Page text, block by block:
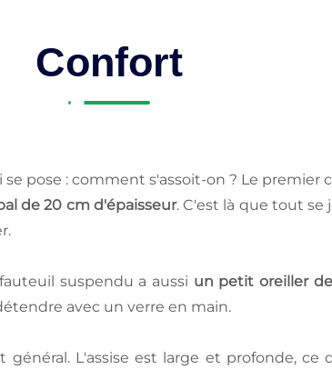
Confort
pose : comment s'assoit-on ? Le
de 20 cm d'épaisseur. C'est là que tout se
suspendu a aussi un petit oreiller
avec un verre en main.
L'assise est large et profonde,